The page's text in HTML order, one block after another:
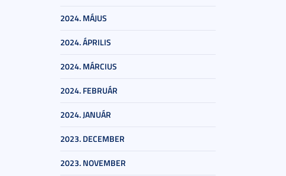
2024. MÁJUS
2024. ÁPRILIS
2024. MÁRCIUS
2024. FEBRUÁR
2024. JANUÁR
2023. DECEMBER
2023. NOVEMBER